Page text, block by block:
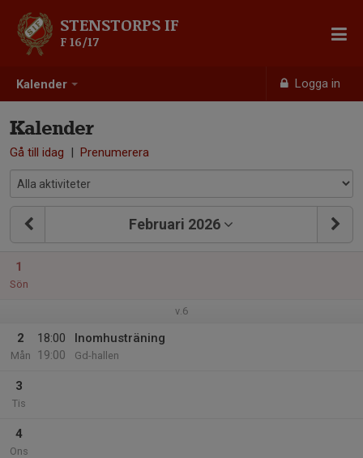
Kalender Logga in
STENSTORPS IF
F 16/17
Kalender
Gå till idag | Prenumerera
Februari 2026
1
Sön
v.6
2
Mån
18:00
19:00
Inomhusträning
Gd-hallen
3
Tis
4
Ons